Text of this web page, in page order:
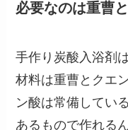
必要なのは重曹
手作り炭酸入浴剤
材料は重曹とクエ
ン酸は常備してい
あるもので作れる